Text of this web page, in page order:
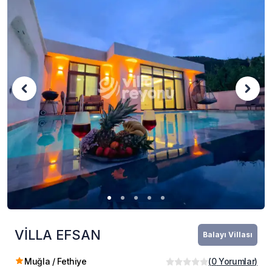
VİLLA EFSAN Balayı Villası
Muğla / Fethiye (0 Yorumlar)